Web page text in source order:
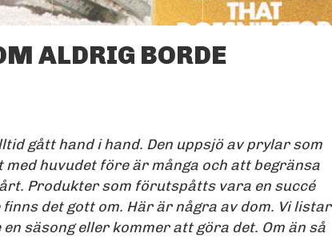
ALDRIG BORDE
gått hand i hand. Den uppsjö av prylar som
huvudet före är många och att begränsa
Produkter som förutspåtts vara en succé
det gott om. Här är några av dom. Vi listar
säsong eller kommer att göra det. Om än så